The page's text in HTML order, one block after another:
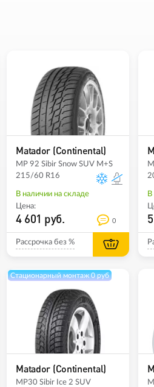
Matador (Continental)
MP 92 Sibir Snow SUV M+S
215/60 R16
В наличии на складе
Цена:
4 601 руб. 0
Рассрочка без %
В
Стационарный монтаж 0 руб
Matador (Continental)
MP30 Sibir Ice 2 SUV